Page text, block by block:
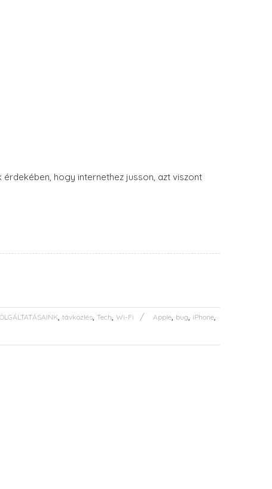
hogy internethez jusson, azt viszont
, távközlés, Tech, Wi-Fi Apple, bug, iPhone,